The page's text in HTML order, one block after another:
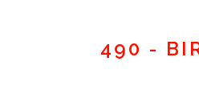
490 -